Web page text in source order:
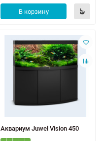
В корзину
Аквариум Juwel Vision 450